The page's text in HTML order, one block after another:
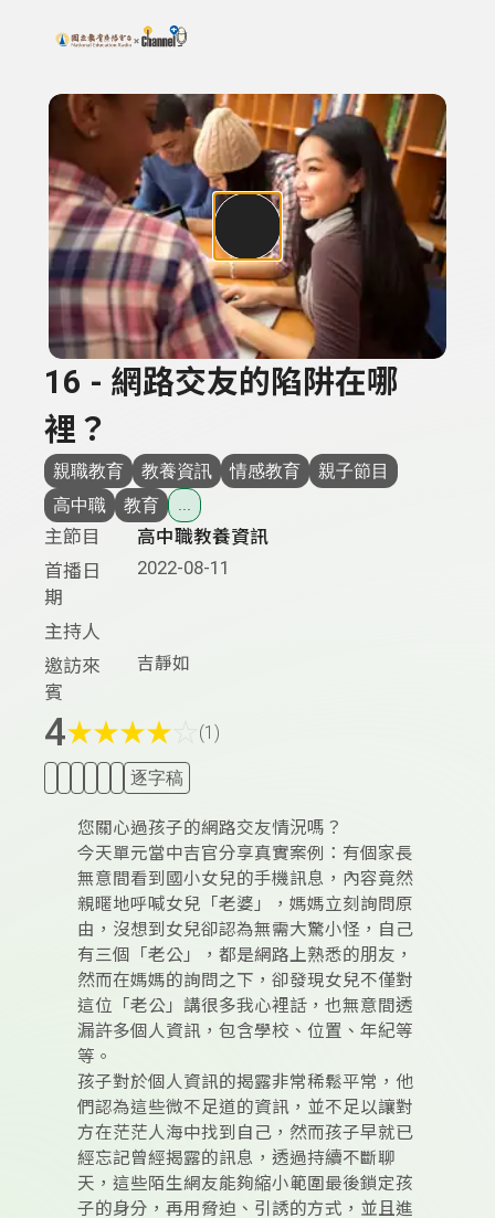
上方功能區塊
搜尋關鍵字：可輸入節目名稱、主持人或關鍵字
16 - 網路交友的陷阱在哪
裡？
親職教育 教養資訊 情感教育
親子節目
高中職
教育 ...
主節目
高中職教養資訊
首播日
期
2022-08-11
主持人
邀訪來
賓
吉靜如
4★★★★ (1)
逐字稿
您關心過孩子的網路交友情況嗎？
今天單元當中吉官分享真實案例：有個家長
無意間看到國小女兒的手機訊息，內容竟然
親暱地呼喊女兒「老婆」，媽媽立刻詢問原
由，沒想到女兒卻認為無需大驚小怪，自己
有三個「老公」，都是網路上熟悉的朋友，
然而在媽媽的詢問之下，卻發現女兒不僅對
這位「老公」講很多我心裡話，也無意間透
漏許多個人資訊，包含學校、位置、年紀等
等。
孩子對於個人資訊的揭露非常稀鬆平常，他
們認為這些微不足道的資訊，並不足以讓對
方在茫茫人海中找到自己，然而孩子早就已
經忘記曾經揭露的訊息，透過持續不斷聊
天，這些陌生網友能夠縮小範圍最後鎖定孩
子的身分，再用脅迫、引誘的方式，並且進